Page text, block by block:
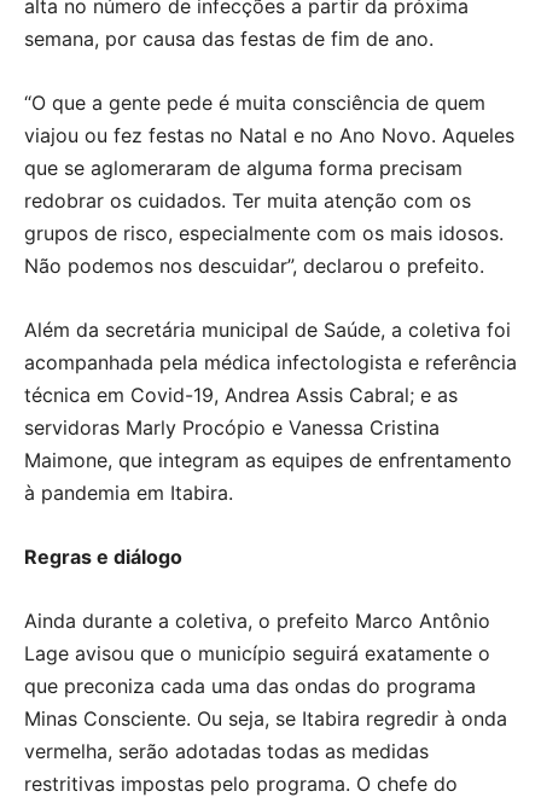
alta no número de infecções a partir da próxima
semana, por causa das festas de fim de ano.
“O que a gente pede é muita consciência de quem
viajou ou fez festas no Natal e no Ano Novo. Aqueles
que se aglomeraram de alguma forma precisam
redobrar os cuidados. Ter muita atenção com os
grupos de risco, especialmente com os mais idosos.
Não podemos nos descuidar”, declarou o prefeito.
Além da secretária municipal de Saúde, a coletiva foi
acompanhada pela médica infectologista e referência
técnica em Covid-19, Andrea Assis Cabral; e as
servidoras Marly Procópio e Vanessa Cristina
Maimone, que integram as equipes de enfrentamento
à pandemia em Itabira.
Regras e diálogo
Ainda durante a coletiva, o prefeito Marco Antônio
Lage avisou que o município seguirá exatamente o
que preconiza cada uma das ondas do programa
Minas Consciente. Ou seja, se Itabira regredir à onda
vermelha, serão adotadas todas as medidas
restritivas impostas pelo programa. O chefe do